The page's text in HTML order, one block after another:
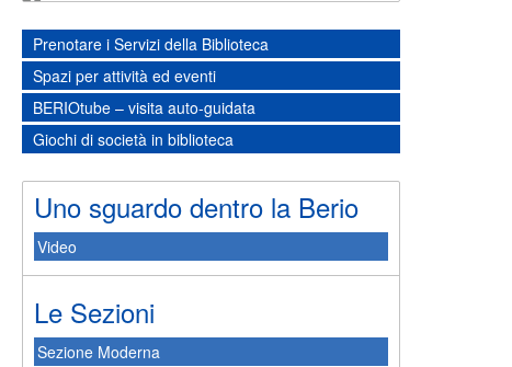
Prenotare i Servizi della Biblioteca
Spazi per attività ed eventi
BERIOtube – visita auto-guidata
Giochi di società in biblioteca
Uno sguardo dentro la Berio
Video
Le Sezioni
Sezione Moderna